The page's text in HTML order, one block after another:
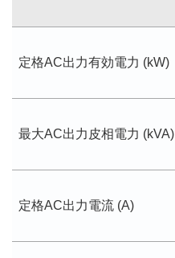
定格AC出力有効電力 (kW)
最大AC出力皮相電力 (kVA)
定格AC出力電流 (A)